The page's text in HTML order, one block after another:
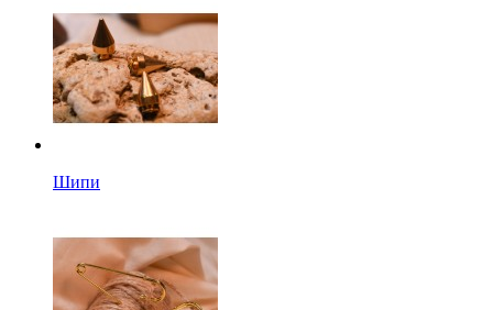
Шипи